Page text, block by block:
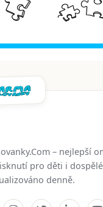
– nejlepší
pro děti i
denně.